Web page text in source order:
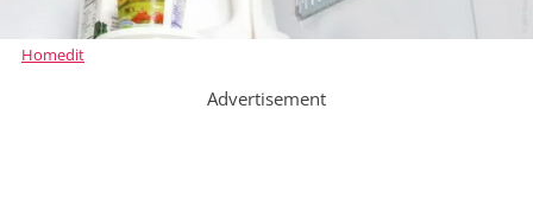
Homedit
Advertisement